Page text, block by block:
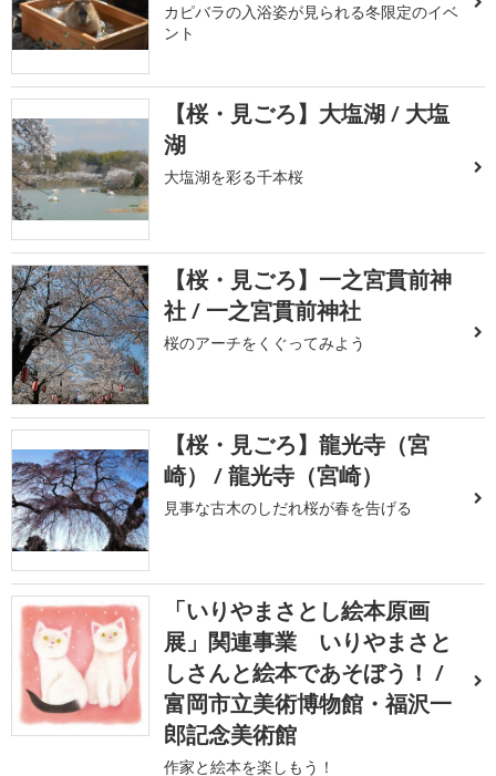
カピバラの入浴姿が見られる冬限定のイベ
ント
【桜・見ごろ】大塩湖 / 大塩
湖
大塩湖を彩る千本桜
【桜・見ごろ】一之宮貫前神
社 / 一之宮貫前神社
桜のアーチをくぐってみよう
【桜・見ごろ】龍光寺（宮
崎） / 龍光寺（宮崎）
見事な古木のしだれ桜が春を告げる
「いりやまさとし絵本原画
展」関連事業 いりやまさと
しさんと絵本であそぼう！ /
富岡市立美術博物館・福沢一
郎記念美術館
作家と絵本を楽しもう！